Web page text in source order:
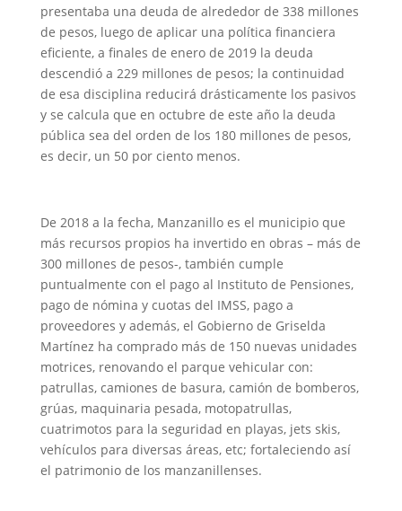
presentaba una deuda de alrededor de 338 millones
de pesos, luego de aplicar una política financiera
eficiente, a finales de enero de 2019 la deuda
descendió a 229 millones de pesos; la continuidad
de esa disciplina reducirá drásticamente los pasivos
y se calcula que en octubre de este año la deuda
pública sea del orden de los 180 millones de pesos,
es decir, un 50 por ciento menos.
De 2018 a la fecha, Manzanillo es el municipio que
más recursos propios ha invertido en obras – más de
300 millones de pesos-, también cumple
puntualmente con el pago al Instituto de Pensiones,
pago de nómina y cuotas del IMSS, pago a
proveedores y además, el Gobierno de Griselda
Martínez ha comprado más de 150 nuevas unidades
motrices, renovando el parque vehicular con:
patrullas, camiones de basura, camión de bomberos,
grúas, maquinaria pesada, motopatrullas,
cuatrimotos para la seguridad en playas, jets skis,
vehículos para diversas áreas, etc; fortaleciendo así
el patrimonio de los manzanillenses.